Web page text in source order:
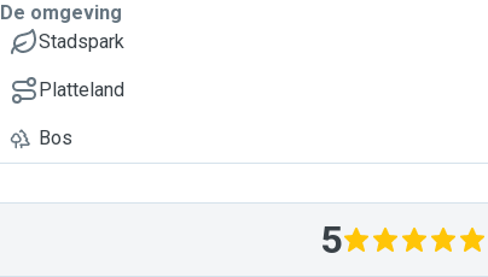
De omgeving
Stadspark
Platteland
Bos
5